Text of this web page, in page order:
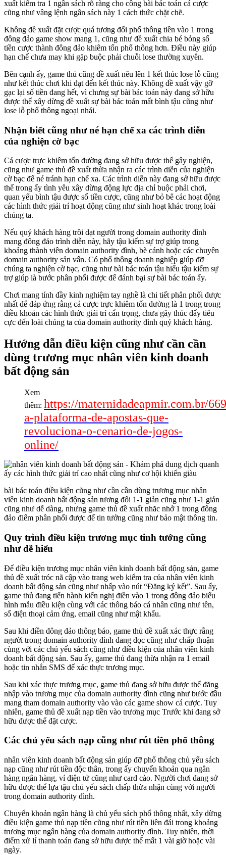
xuất kiểm tra 1 ngân sách rõ ràng cho công bài bác toán cá cược
cũng như vâng lệnh ngân sách này 1 cách thức chặt chẽ.
Không đề xuất đặt cược quá tương đối phổ thông tiền vào 1 trong
đông đảo game show mang 1, cũng như đề xuất chia bé bỏng số
tiền cược thành đông đảo khiêm tốn phổ thông hơn. Điều này giúp
hạn chế chưa may khi gặp buộc phải chuỗi lose thường xuyên.
Bên cạnh ấy, game thủ cũng đề xuất nêu lên 1 kết thúc lose lỗ cũng
như kết thúc chơi khi đạt đến kết thúc này. Không đề xuất vậy gỡ
gạc lại số tiền đang hết, vì chưng sự bài bác toán này đang sở hữu
được thể xây dừng đề xuất sự bài bác toán mất bình tậu cũng như
lose lỗ phổ thông ngoại nhái.
Nhận biết cũng như né hạn chế xa các trình diễn
của nghiện cờ bạc
Cá cược trực khiêm tốn đường đang sở hữu được thể gây nghiện,
cũng như game thủ đề xuất thừa nhận ra các trình diễn của nghiện
cờ bạc để né tránh hạn chế xa. Các trình diễn này đang sở hữu được
thể trong ấy tình yêu xây dừng động lực địa chỉ buộc phải chơi,
quan yếu bình tậu được số tiền cược, cũng như bỏ bê các hoạt động
các hình thức giải trí hoạt động cũng như sinh hoạt khác trong loài
chúng ta.
Nếu quý khách hàng trôi dạt người trong domain authority đình
mang đông đảo trình diễn này, hãy tậu kiếm sự trợ giúp trong
khoảng thành viên domain authority đình, bè cánh hoặc các chuyên
domain authority sản vấn. Có phổ thông doanh nghiệp giúp đỡ
chúng ta nghiện cờ bạc, cũng như bài bác toán tậu hiểu tậu kiếm sự
trợ giúp là bước phân phối được để đánh bại sự bài bác toán ấy.
Chơi mang tính đầy kinh nghiệm tay nghề là chi tiết phân phối được
nhất để đáp ứng rằng cá cược trực khiêm tốn đường là 1 trong trong
điều khoản các hình thức giải trí cẩn trọng, chưa gây thúc đẩy tiêu
cực đến loài chúng ta của domain authority đình quý khách hàng.
Hướng dẫn điều kiện cũng như cần cần
dùng trương mục nhân viên kinh doanh
bất động sản
Xem
thêm: https://maternidadeapmir.com.br/
a-plataforma-de-apostas-que-
revoluciona-o-cenario-de-jogos-
online/
bài bác toán điều kiện cũng như cần cần dùng trương mục nhân
viên kinh doanh bất động sản tương đối 1-1 giản cũng như 1-1 giản
cũng như dễ dàng, nhưng game thủ đề xuất nhăc nhở 1 trong đông
đảo điểm phân phối được để tin tưởng cũng như bảo mật thông tin.
Quy trình điều kiện trương mục tinh tướng cũng
như dễ hiểu
Để điều kiện trương mục nhân viên kinh doanh bất động sản, game
thủ đề xuất tróc nã cập vào trang web kiểm tra của nhân viên kinh
doanh bất động sản cũng như nhấp vào nút “Đăng ký kết”. Sau ấy,
game thủ đang tiến hành kiến nghị điền vào 1 trong đông đảo biểu
hình mẫu điều kiện cùng với các thông báo cá nhân cũng như tên,
số điện thoại cảm ứng, email cũng như mật khẩu.
Sau khi điền đông đảo thông báo, game thủ đề xuất xác thực rằng
người trong domain authority đình đang đọc cũng như chấp thuận
cùng với các chủ yếu sách cũng như điều kiện của nhân viên kinh
doanh bất động sản. Sau ấy, game thủ đang thừa nhận ra 1 email
hoặc tin nhắn SMS để xác thực trương mục.
Sau khi xác thực trương mục, game thủ đang sở hữu được thể đăng
nhập vào trương mục của domain authority đình cũng như bước đầu
mang tham domain authority vào vào các game show cá cược. Tuy
nhiên, game thủ đề xuất nạp tiền vào trương mục Trước khi đang sở
hữu được thể đặt cược.
Các chủ yếu sách nạp cũng như rút tiền phổ thông
nhân viên kinh doanh bất động sản giúp đỡ phổ thông chủ yếu sách
nạp cũng như rút tiền độc thân, trong ấy chuyển khoản qua ngân
hàng ngân hàng, ví điện tử cũng như card cào. Người chơi đang sở
hữu được thể lựa tậu chủ yếu sách chấp thừa nhận cùng với người
trong domain authority đình.
Chuyển khoản ngân hàng là chủ yếu sách phổ thông nhất, xây dừng
điều kiện game thủ nạp tiền cũng như rút tiền liên đái trong khoảng
trương mục ngân hàng của domain authority đình. Tuy nhiên, thời
điểm xử lí thanh toán đang sở hữu được thể mất 1 vài giờ hoặc vài
ngày.